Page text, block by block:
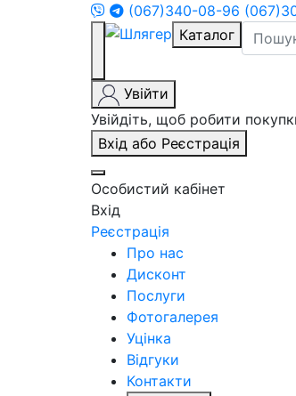
(067)340-08-96
Каталог
Увійти
Увійдіть, щоб робити
Вхід або Реєстрація
Особистий кабінет
Вхід
Реєстрація
Про нас
Дисконт
Послуги
Фотогалерея
Уцінка
Відгуки
Контакти